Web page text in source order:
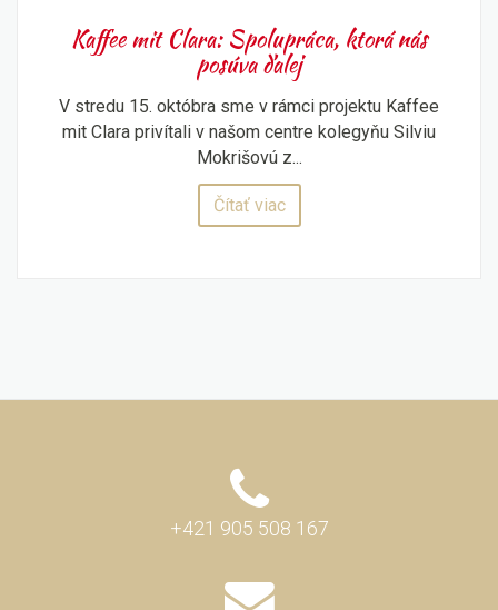
Kaffee mit Clara: Spolupráca, ktorá nás
posúva ďalej
V stredu 15. októbra sme v rámci projektu Kaffee
mit Clara privítali v našom centre kolegyňu Silviu
Mokrišovú z...
Čítať viac
+421 905 508 167